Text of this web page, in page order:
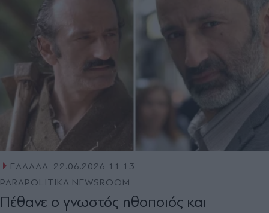
ΕΛΛΑΔΑ 22.06.2026 11:13
PARAPOLITIKA NEWSROOM
Πέθανε ο γνωστός ηθοποιός και